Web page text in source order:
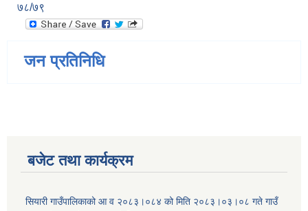
७८/७९
जन प्रतिनिधि
बजेट तथा कार्यक्रम
सियारी गाउँपालिकाको आ व २०८३।०८४ को मिति २०८३।०३।०८ गते गाउँ